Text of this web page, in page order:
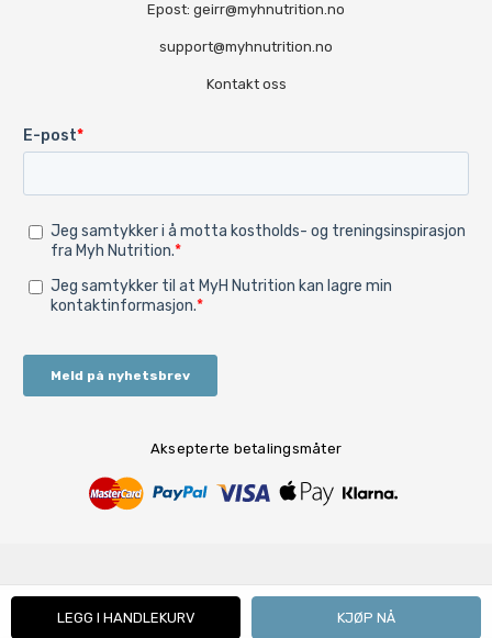
Epost: geirr@myhnutrition.no
support@myhnutrition.no
Kontakt oss
Aksepterte betalingsmåter